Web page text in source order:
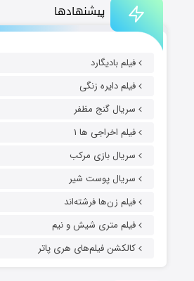
پیشنهادها
فیلم بادیگارد
فیلم دایره زنگی
سریال گنج مظفر
فیلم اخراجی ها ۱
سریال بازی مرکب
سریال پوست شیر
فیلم زن‌ها فرشته‌اند
فیلم متری شیش و نیم
کالکشن فیلم‌های هری پاتر